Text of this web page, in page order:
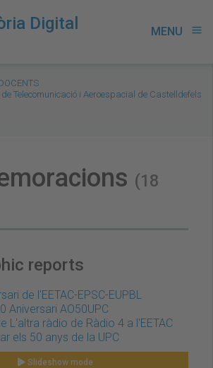
Digital
MENU menu
Telecomunicació i Aeroespacial de Castelldefels
(18
reports
de l'EETAC-EPSC-EUPBL
Aniversari AO50UPC
L'altra ràdio de Ràdio 4 a l'EETAC
els 50 anys de la UPC
Slideshow mode